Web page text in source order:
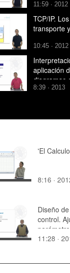
11:59 · 2012
TCP/IP.
transporte
10:45 · 2012
aplicación
diagramas
8:39 · 2013
'El
8:16 ·
Diseño
control.
11:28 ·